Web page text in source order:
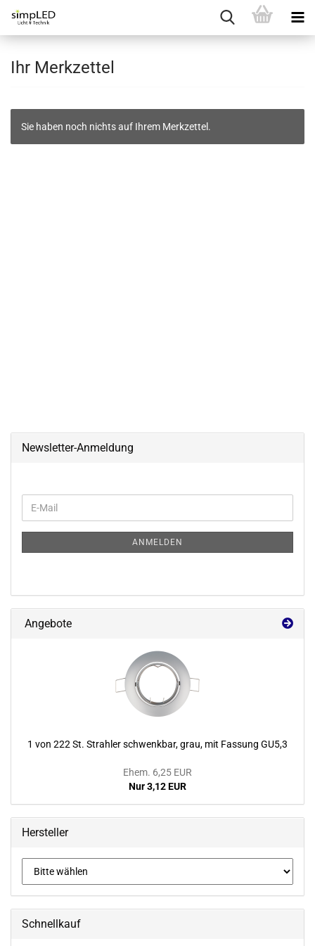
Ihr Merkzettel
Sie haben noch nichts auf Ihrem Merkzettel.
Newsletter-Anmeldung
ZUR
E-
Mail
ANMELDEN
Angebote
1 von 222 St. Strah­ler schwenk­bar, grau, mit Fas­sung GU5,3
Ehem. 6,25 EUR
Nur 3,12 EUR
Hersteller
Schnellkauf